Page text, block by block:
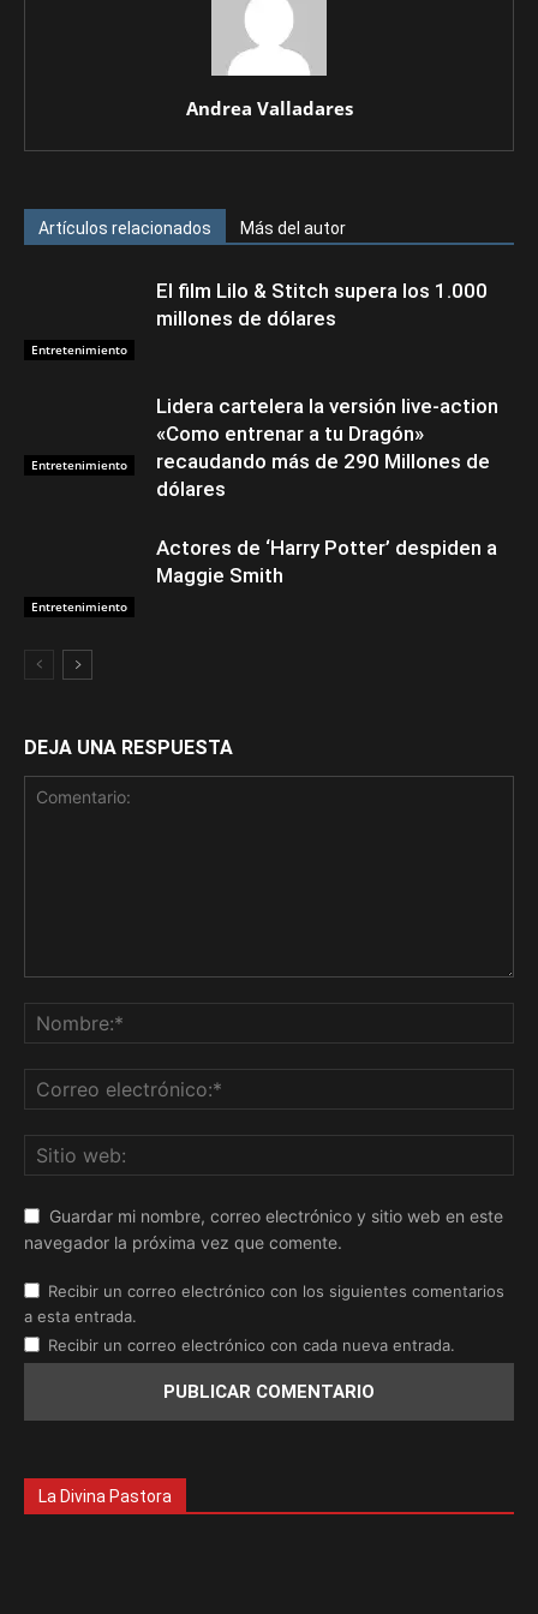
Andrea Valladares
Artículos relacionados Más del autor
Entretenimiento
El film Lilo & Stitch supera los 1.000
millones de dólares
Entretenimiento
Lidera cartelera la versión live-action
«Como entrenar a tu Dragón»
recaudando más de 290 Millones de
dólares
Entretenimiento
Actores de ‘Harry Potter’ despiden a
Maggie Smith
DEJA UNA RESPUESTA
Guardar mi nombre, correo electrónico y sitio web en este
navegador la próxima vez que comente.
Recibir un correo electrónico con los siguientes comentarios
a esta entrada.
Recibir un correo electrónico con cada nueva entrada.
La Divina Pastora